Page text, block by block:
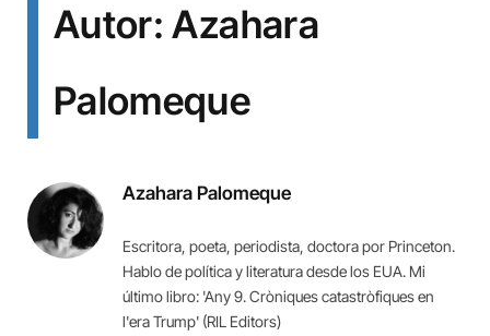
Autor: Azahara
Palomeque
Azahara Palomeque
Escritora, poeta, periodista, doctora por Princeton.
Hablo de política y literatura desde los EUA. Mi
último libro: 'Any 9. Cròniques catastròfiques en
l'era Trump' (RIL Editors)